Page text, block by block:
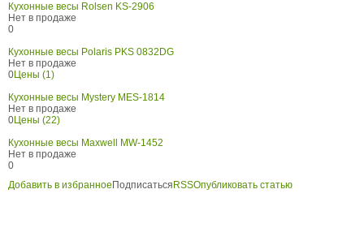
Кухонные весы Rolsen KS-2906
Нет в продаже
0
Кухонные весы Polaris PKS 0832DG
Нет в продаже
0Цены (1)
Кухонные весы Mystery MES-1814
Нет в продаже
0Цены (22)
Кухонные весы Maxwell MW-1452
Нет в продаже
0
Добавить в избранное Подписаться RSSОпубликовать статью